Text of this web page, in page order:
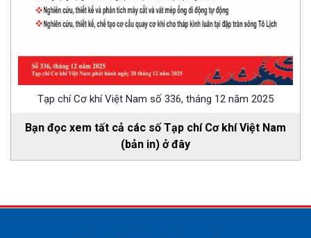
Tạp chí Cơ khí Việt Nam số 336, tháng 12 năm 2025
Bạn đọc xem tất cả các số Tạp chí Cơ khí Việt Nam
(bản in) ở đây